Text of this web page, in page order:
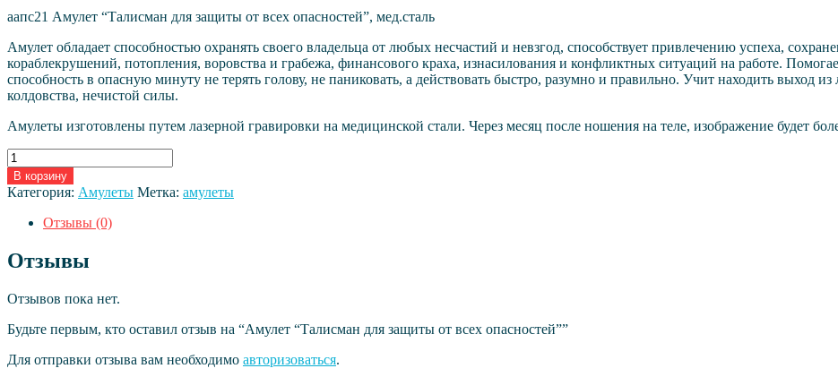
аапс21 Амулет “Талисман для защиты от всех опасностей”, мед.сталь
Амулет обладает способностью охранять своего владельца от любых несчастий и невзгод, способствует привлечению успеха,
кораблекрушений, потопления, воровства и грабежа, финансового краха, изнасилования и конфликтных ситуаций на работе.
способность в опасную минуту не терять голову, не паниковать, а действовать быстро, разумно и правильно. Учит находить выход
колдовства, нечистой силы.
Амулеты изготовлены путем лазерной гравировки на медицинской стали. Через месяц после ношения на теле, изображение будет
Количество
товара
Амулет
"Талисман
от
всех
В корзину
Категория: Амулеты Метка: амулеты
Отзывы (0)
Отзывы
Отзывов пока нет.
Будьте первым, кто оставил отзыв на “Амулет “Талисман для защиты от всех опасностей””
Для отправки отзыва вам необходимо авторизоваться.